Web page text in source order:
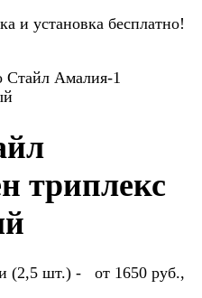
и установка бесплатно!
Стайл Амалия-1
триплекс
(2,5 шт.) - от 1650 руб.,